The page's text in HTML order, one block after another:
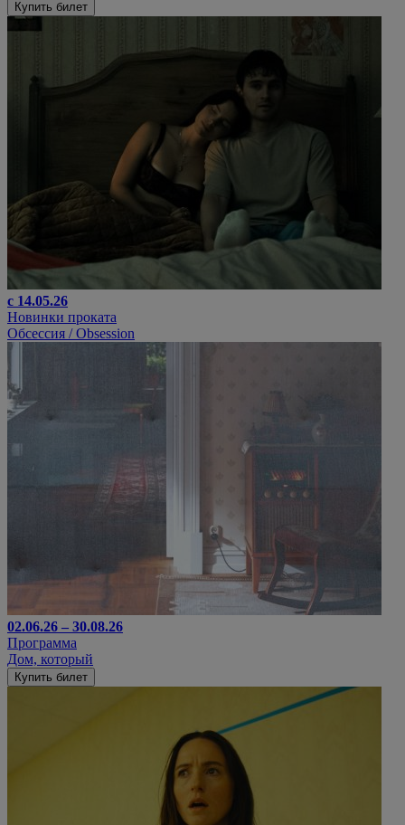
Купить билет
с 14.05.26
Новинки проката
Обсессия / Obsession
02.06.26 – 30.08.26
Программа
Дом, который
Купить билет